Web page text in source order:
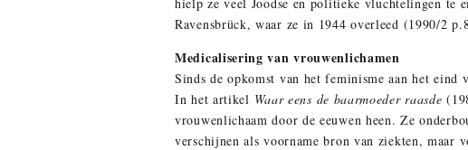
Ravensbrück, waar ze in 1944 overleed (1990/2
Medicalisering van vrouwenlichamen
Sinds de opkomst van het feminisme aan het
In het artikel Waar eens de baarmoeder raasde
vrouwenlichaam door de eeuwen heen. Ze
verschijnen als voorname bron van ziekten, maar